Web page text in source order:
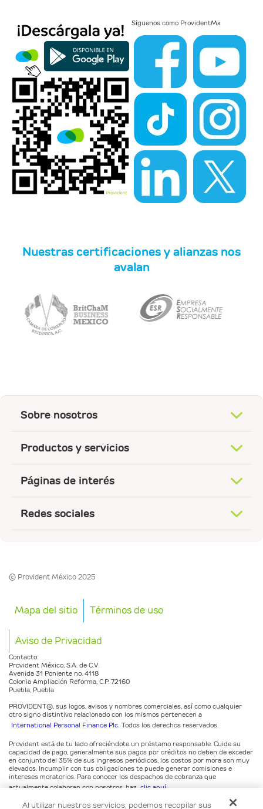
Síguenos como ProvidentMx
Nuestras certificaciones y alianzas nos
avalan
Sobre nosotros
Productos y servicios
Páginas de interés
Redes sociales
© Provident México 2025
Mapa del sitio Términos de uso
Aviso de Privacidad
Contacto:
Provident México, S.A. de C.V.
Avenida 31 Poniente no. 4118
Colonia Ampliación Reforma, C.P. 72160
Puebla, Puebla
PROVIDENT®️, sus logos, avisos y nombres comerciales, así como cualquier
otro signo distintivo relacionado con los mismos pertenecen a
International Personal Finance Plc. Todos los derechos reservados.
Provident está de tu lado ofreciéndote un préstamo responsable. Cuide su
capacidad de pago, generalmente sus pagos por créditos no deben de exceder
en conjunto del 35% de sus ingresos periódicos, los costos por mora son muy
elevados. Incumplir con tus obligaciones te puede generar comisiones e
intereses moratorios. Para conocer los despachos de cobranza que
actualmente colaboran con nosotros, haz clic aquí .
Para consultar su estado de cuenta o consulta de movimientos semanales por
favor ingrese en la sección Consulta tu cuenta de este sitio, en
Al utilizar nuestros servicios, podemos recopilar sus